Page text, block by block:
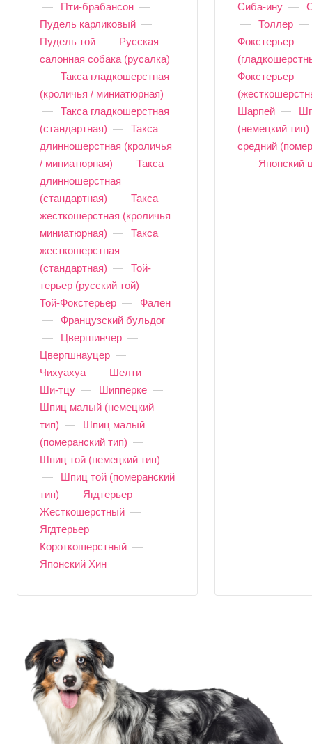
—
Пти-брабансон —
Пудель карликовый —
Пудель той —
Русская
салонная собака (русалка)
—
Такса гладкошерстная
(кроличья / миниатюрная)
—
Такса гладкошерстная
(стандартная) —
Такса
длинношерстная (кроличья
/ миниатюрная) —
Такса
длинношерстная
(стандартная) —
Такса
жесткошерстная (кроличья
миниатюрная) —
Такса
жесткошерстная
(стандартная) —
Той-
терьер (русский той) —
Той-Фокстерьер —
Фален
—
Французский бульдог
—
Цвергпинчер —
Цвергшнауцер —
Чихуахуа — Шелти —
Ши-тцу — Шипперке —
Шпиц малый (немецкий
тип) —
Шпиц малый
(померанский тип) —
Шпиц той (немецкий тип)
—
Шпиц той (померанский
тип) —
Ягдтерьер
Жесткошерстный —
Ягдтерьер
Короткошерстный —
Японский Хин
Сиба-ину —
—
Толлер —
Фокстерьер
Фокстерьер
Шарпей —
(немецкий тип)
средний
—
Японский